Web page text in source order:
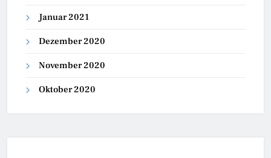
Januar 2021
Dezember 2020
November 2020
Oktober 2020